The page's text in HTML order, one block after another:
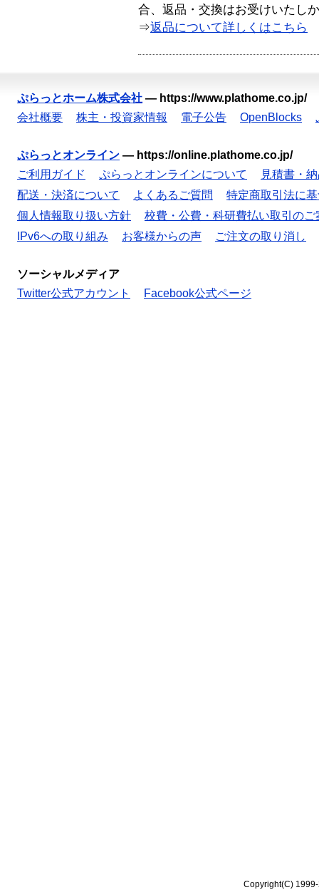
合、返品・交換はお受けいたし
⇒返品について詳しくはこちら
ぷらっとホーム株式会社 — https://www.plathome.co.jp/
会社概要
株主・投資家情報 電子公告 OpenBlocks
ぷらっとオンライン — https://online.plathome.co.jp/
ご利用ガイド
ぷらっとオンラインについて
見積書・
配送・決済について
よくあるご質問
特定商取引法に
個人情報取り扱い方針
校費・公費・科研費払い取引のご
IPv6への取り組み
お客様からの声 ご注文の取り消し
ソーシャルメディア
Twitter公式アカウント
Facebook公式ページ
Copyright(C)